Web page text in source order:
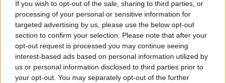
If you wish to opt-out of the sale, sharing to third parties, or
processing of your personal or sensitive information for
targeted advertising by us, please use the below opt-out
section to confirm your selection. Please note that after your
opt-out request is processed you may continue seeing
interest-based ads based on personal information utilized by
us or personal information disclosed to third parties prior to
your opt-out. You may separately opt-out of the further
qeverinë: “Nesër më shumë”,
kërkohet largimi i Ramës